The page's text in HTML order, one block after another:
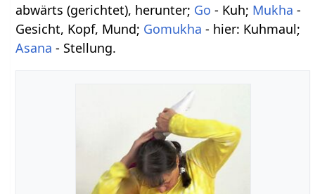
abwärts (gerichtet), herunter; Go - Kuh; Mukha -
Gesicht, Kopf, Mund; Gomukha - hier: Kuhmaul;
Asana - Stellung.